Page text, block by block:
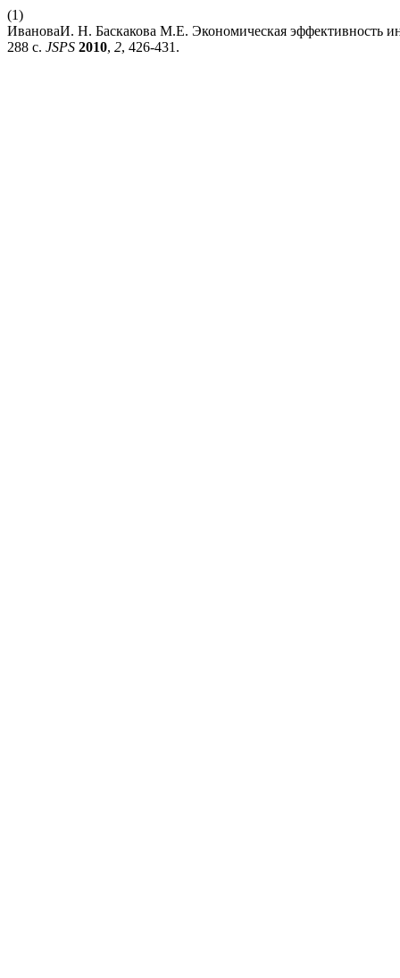
(1)
ИвановаИ. Н. Баскакова М.Е. Экономическая эффективность
288 с. JSPS 2010, 2, 426-431.